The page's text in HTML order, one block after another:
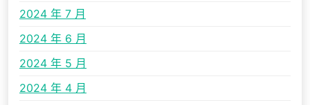
2024 年 7 月
2024 年 6 月
2024 年 5 月
2024 年 4 月